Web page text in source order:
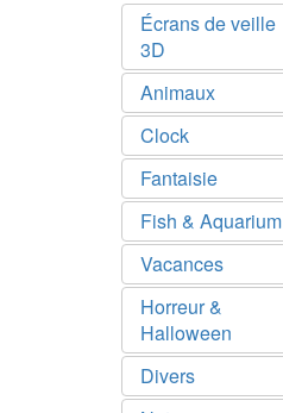
Écrans de veille
3D
Animaux
Clock
Fantaisie
Fish & Aquarium
Vacances
Horreur &
Halloween
Divers